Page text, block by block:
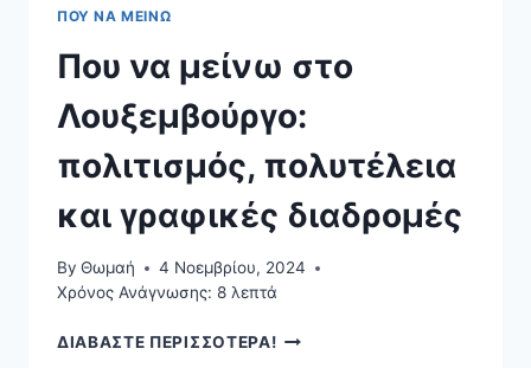
ΠΟΥ ΝΑ ΜΕΊΝΩ
Που να μείνω στο
Λουξεμβούργο:
πολιτισμός, πολυτέλεια
και γραφικές διαδρομές
By Θωμαή
4 Νοεμβρίου, 2024
Χρόνος Ανάγνωσης: 8 λεπτά
ΔΙΑΒΑΣΤΕ ΠΕΡΙΣΣΟΤΕΡΑ!ΠΟΥ